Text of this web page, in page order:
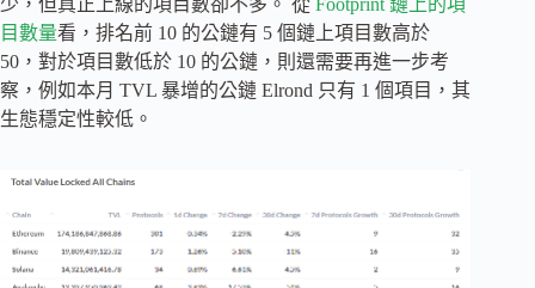
目數量看，排名前 10 的公鏈有 5 個鏈上項目數高於
50，對於項目數低於 10 的公鏈，則還需要再進一步考
察，例如本月 TVL 暴增的公鏈 Elrond 只有 1 個項目，其
生態穩定性較低。